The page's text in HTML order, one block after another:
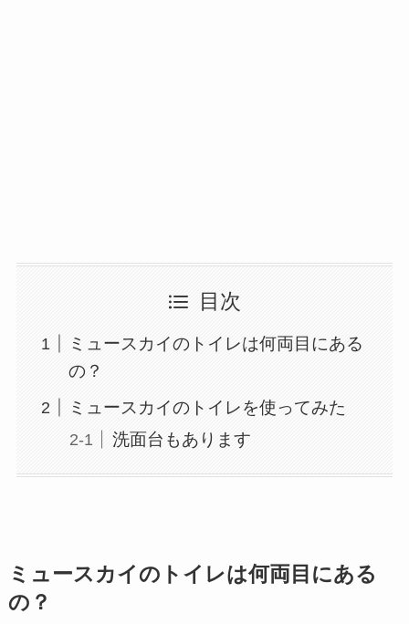
目次
ミュースカイのトイレは何両目にある
の？
ミュースカイのトイレを使ってみた
洗面台もあります
ミュースカイのトイレは何両目にある
の？